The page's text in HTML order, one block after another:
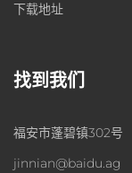
下载地址
找到我们
福安市蓬碧镇302号
jinnian@baidu.ag